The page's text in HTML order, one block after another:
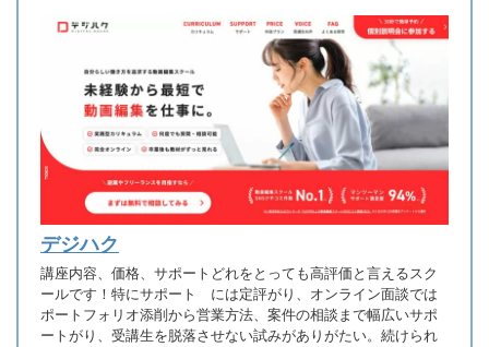
デジハク
講座内容、価格、サポートどれをとっても高評価と言えるスク
ールです！特にサポート には定評がり、オンライン面談では
ポートフォリオ添削から営業方法、案件の相談まで幅広いサポ
ートがり、受講生を脱落させない試みがありがたい。続けられ